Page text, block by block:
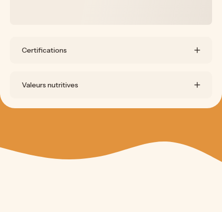
Certifications
Valeurs nutritives